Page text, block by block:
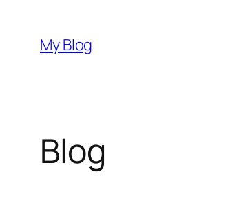
contenido
My Blog
Blog